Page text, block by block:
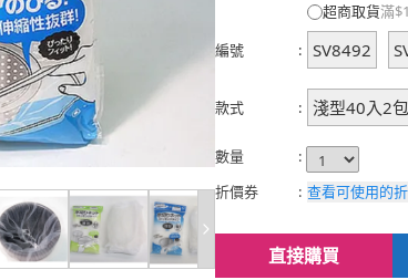
超商取貨滿
編號
: SV8492
款式 : 淺型40入2包
數量
:
折價券
: 查看可使用的
直接購買